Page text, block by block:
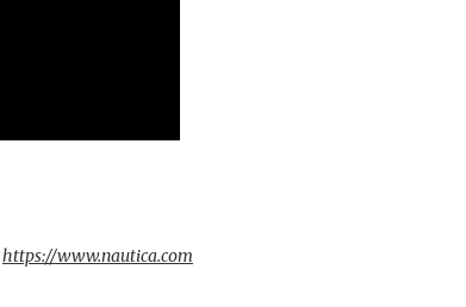
https://www.nautica.com